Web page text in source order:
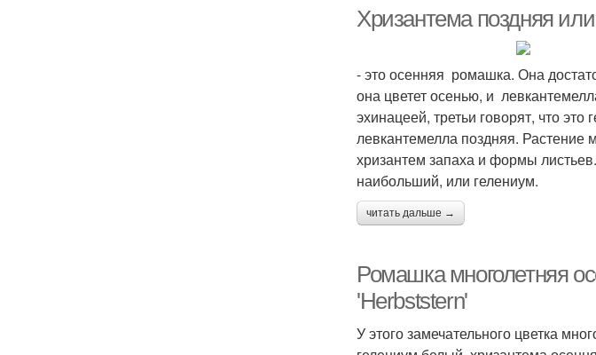
Хризантема поздняя
- это осенняя ромашка. Она
она цветет осенью, и
эхинацеей, третьи говорят, что
левкантемелла поздняя. Растение
хризантем запаха и формы
наибольший, или гелениум.
читать дальше →
Ромашка многолетняя
'Herbststern'
У этого замечательного цветка